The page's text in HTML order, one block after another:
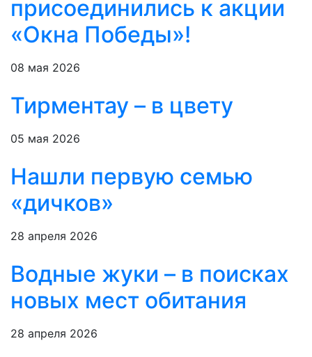
присоединились к акции
«Окна Победы»!
08 мая 2026
Тирментау – в цвету
05 мая 2026
Нашли первую семью
«дичков»
28 апреля 2026
Водные жуки – в поисках
новых мест обитания
28 апреля 2026